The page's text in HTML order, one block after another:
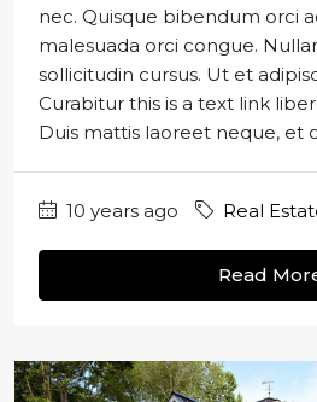
nec. Quisque bibendum orci
malesuada orci congue.
sollicitudin cursus. Ut et
Curabitur this is a text link
Duis mattis laoreet neque, et
10 years ago Real
Read